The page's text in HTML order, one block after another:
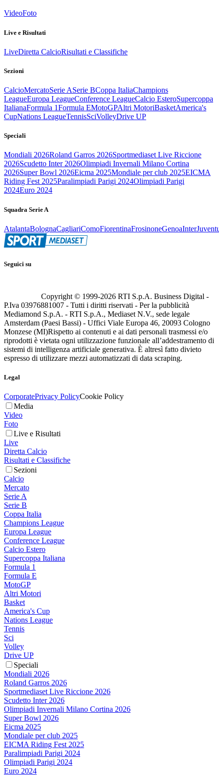
VideoFoto
Live e Risultati
LiveDiretta CalcioRisultati e Classifiche
Sezioni
CalcioMercatoSerie ASerie BCoppa ItaliaChampions
LeagueEuropa LeagueConference LeagueCalcio EsteroSupercoppa
ItalianaFormula 1Formula EMotoGPAltri MotoriBasketAmerica's
CupNations LeagueTennisSciVolleyDrive UP
Speciali
Mondiali 2026Roland Garros 2026Sportmediaset Live Riccione
2026Scudetto Inter 2026Olimpiadi Invernali Milano Cortina
2026Super Bowl 2026Eicma 2025Mondiale per club 2025EICMA
Riding Fest 2025Paralimpiadi Parigi 2024Olimpiadi Parigi
2024Euro 2024
Squadra Serie A
AtalantaBolognaCagliariComoFiorentinaFrosinoneGenoaInter
Seguici su
Copyright © 1999-2026 RTI S.p.A. Business Digital -
P.Iva 03976881007 - Tutti i diritti riservati - Per la pubblicità
Mediamond S.p.A. - RTI S.p.A., Mediaset N.V., sede legale
Amsterdam (Paesi Bassi) - Uffici Viale Europa 46, 20093 Cologno
Monzese (MI)Rispetto ai contenuti e ai dati personali trasmessi e/o
riprodotti è vietata ogni utilizzazione funzionale all’addestramento di
sistemi di intelligenza artificiale generativa. È altresì fatto divieto
espresso di utilizzare mezzi automatizzati di data scraping.
Legal
CorporatePrivacy PolicyCookie Policy
Media
Video
Foto
Live e Risultati
Live
Diretta Calcio
Risultati e Classifiche
Sezioni
Calcio
Mercato
Serie A
Serie B
Coppa Italia
Champions League
Europa League
Conference League
Calcio Estero
Supercoppa Italiana
Formula 1
Formula E
MotoGP
Altri Motori
Basket
America's Cup
Nations League
Tennis
Sci
Volley
Drive UP
Speciali
Mondiali 2026
Roland Garros 2026
Sportmediaset Live Riccione 2026
Scudetto Inter 2026
Olimpiadi Invernali Milano Cortina 2026
Super Bowl 2026
Eicma 2025
Mondiale per club 2025
EICMA Riding Fest 2025
Paralimpiadi Parigi 2024
Olimpiadi Parigi 2024
Euro 2024